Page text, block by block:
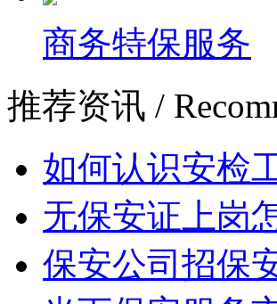
商务特保服务
推荐资讯 /
如何认识安检
无保安证上岗
保安公司招保